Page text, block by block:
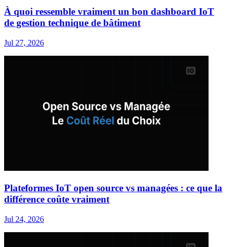
À quoi ressemble vraiment un bon dashboard IoT
de gestion technique de bâtiment
Jul 27, 2026
Plateformes IoT open source vs managées : ce que la
différence coûte vraiment
Jul 24, 2026